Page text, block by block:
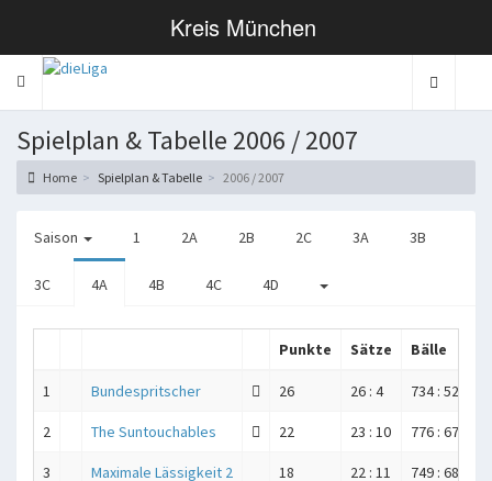
Kreis München
Toggle navigation
Spielplan & Tabelle 2006 / 2007
Home Spielplan & Tabelle 2006 / 2007
Saison 1 2A 2B 2C 3A 3B
3C 4A 4B 4C 4D
Punkte Sätze Bälle
1 Bundespritscher 26 26 : 4 734 : 525
2 The Suntouchables 22 23 : 10 776 : 675
3 Maximale Lässigkeit 2 18 22 : 11 749 : 682